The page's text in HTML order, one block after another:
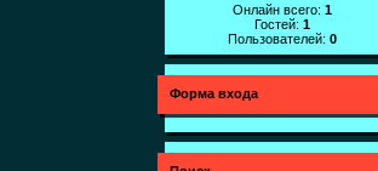
Онлайн всего: 1
Гостей: 1
Пользователей: 0
Форма входа